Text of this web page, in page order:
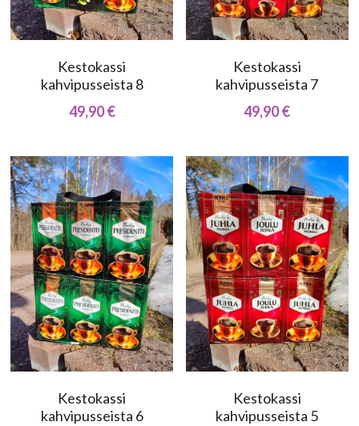
Kestokassi
kahvipusseista 8
49,90 €
Kestokassi
kahvipusseista 7
49,90 €
Kestokassi
kahvipusseista 6
Kestokassi
kahvipusseista 5